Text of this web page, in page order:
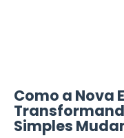
Como a Nova
Simples